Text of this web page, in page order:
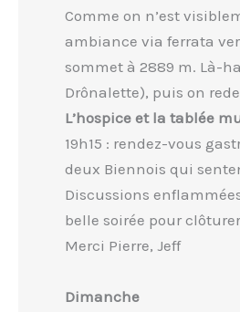
Comme on n’est
ambiance via ferrata
sommet à 2889 m. Là-
Drônalette), puis on
L’hospice et la tablée
19h15 : rendez-vous
deux Biennois qui
Discussions
belle soirée pour
Merci Pierre, Jeff
Dimanche